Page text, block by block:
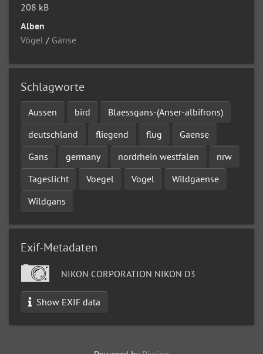
208 kB
Alben
Vögel / Gänse
Schlagworte
Aussen bird
Blaessgans-(Anser-albifrons)
deutschland
fliegend flug
Gaense
Gans
germany nordrhein westfalen
nrw
Tageslicht
Voegel Vogel
Wildgaense
Wildgans
Exif-Metadaten
NIKON CORPORATION NIKON D3
Show EXIF data